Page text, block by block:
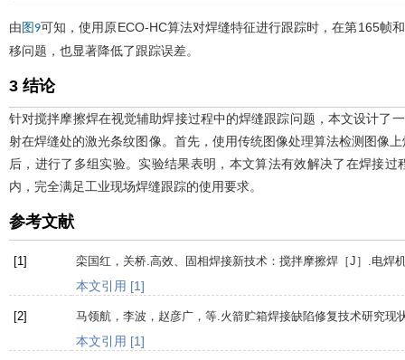
由 图9可知，使用原ECO-HC算法对焊缝特征进行跟踪时，在第165帧
移问题，也显著降低了跟踪误差。
3 结论
针对搅拌摩擦焊在视觉辅助焊接过程中的焊缝跟踪问题，本文设计了
射在焊缝处的激光条纹图像。首先，使用传统图像处理算法检测图像
后，进行了多组实验。实验结果表明，本文算法有效解决了在焊接
内，完全满足工业现场焊缝跟踪的使用要求。
参考文献
[1] 栾国红，关桥.高效、固相焊接新技术：搅拌摩擦焊［J］.电焊
本文引用 [1]
[2] 马领航，李波，赵彦广，等.火箭贮箱焊接缺陷修复技术研究现
本文引用 [1]